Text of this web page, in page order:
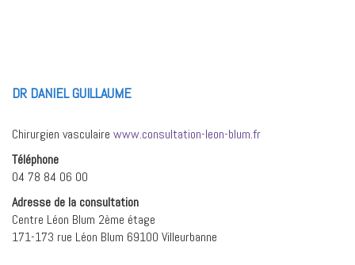
DR DANIEL GUILLAUME
Chirurgien vasculaire www.consultation-leon-blum.fr
Téléphone
04 78 84 06 00
Adresse de la consultation
Centre Léon Blum 2ème étage
171-173 rue Léon Blum 69100 Villeurbanne